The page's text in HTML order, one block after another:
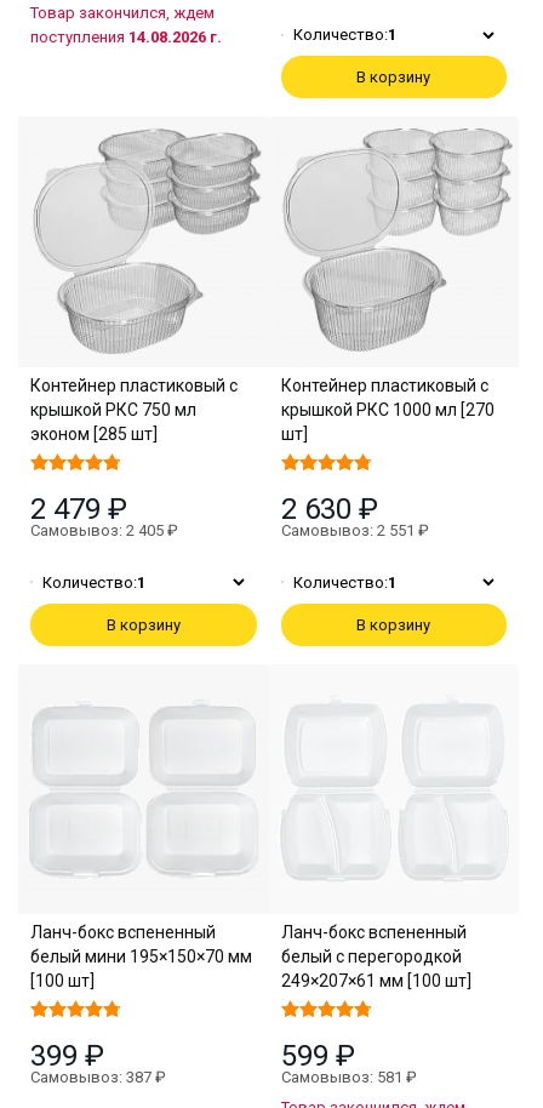
Товар закончился, ждем
поступления 14.08.2026 г. Количество:1
В корзину
Контейнер пластиковый с
крышкой РКС 750 мл
эконом [285 шт]
2 479 ₽
Самовывоз: 2 405 ₽
Количество:1
В корзину
Контейнер пластиковый с
крышкой РКС 1000 мл [270
шт]
2 630 ₽
Самовывоз: 2 551 ₽
Количество:1
В корзину
Ланч-бокс вспененный
белый мини 195×150×70 мм
[100 шт]
399 ₽
Самовывоз: 387 ₽
Ланч-бокс вспененный
белый с перегородкой
249×207×61 мм [100 шт]
599 ₽
Самовывоз: 581 ₽